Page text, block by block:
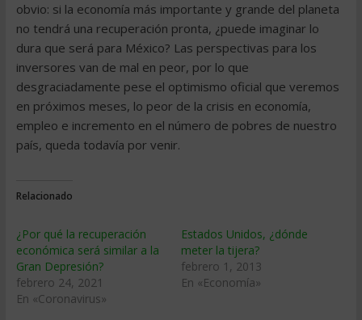
obvio: si la economía más importante y grande del planeta
no tendrá una recuperación pronta, ¿puede imaginar lo
dura que será para México? Las perspectivas para los
inversores van de mal en peor, por lo que
desgraciadamente pese el optimismo oficial que veremos
en próximos meses, lo peor de la crisis en economía,
empleo e incremento en el número de pobres de nuestro
país, queda todavía por venir.
Relacionado
¿Por qué la recuperación
económica será similar a la
Gran Depresión?
febrero 24, 2021
En «Coronavirus»
Estados Unidos, ¿dónde
meter la tijera?
febrero 1, 2013
En «Economía»